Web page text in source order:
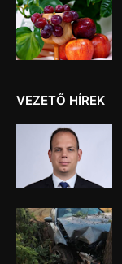
VEZETŐ HÍREK